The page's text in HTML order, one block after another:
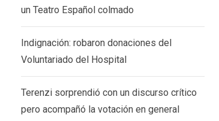
un Teatro Español colmado
Indignación: robaron donaciones del
Voluntariado del Hospital
Terenzi sorprendió con un discurso crítico
pero acompañó la votación en general